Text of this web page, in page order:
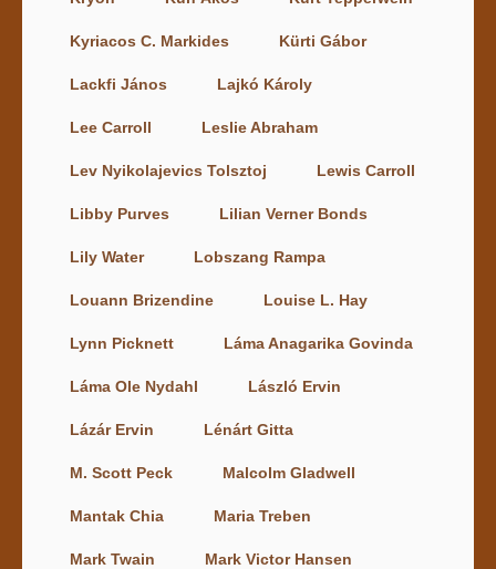
Kyriacos C. Markides Kürti Gábor
Lackfi János Lajkó Károly
Lee Carroll Leslie Abraham
Lev Nyikolajevics Tolsztoj Lewis Carroll
Libby Purves Lilian Verner Bonds
Lily Water Lobszang Rampa
Louann Brizendine Louise L. Hay
Lynn Picknett Láma Anagarika Govinda
Láma Ole Nydahl László Ervin
Lázár Ervin Lénárt Gitta
M. Scott Peck Malcolm Gladwell
Mantak Chia Maria Treben
Mark Twain Mark Victor Hansen